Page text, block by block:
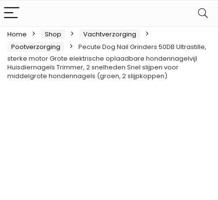
Home Shop
Vachtverzorging
Pootverzorging
Pecute Dog Nail Grinders 50DB Ultrastille,
sterke motor Grote elektrische oplaadbare hondennagelvijl
Huisdiernagels Trimmer, 2 snelheden Snel slijpen voor
middelgrote hondennagels (groen, 2 slijpkoppen)